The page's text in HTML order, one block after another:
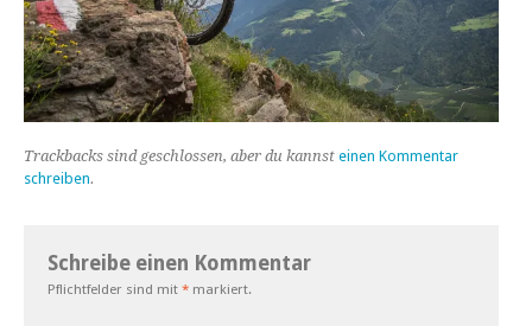
Trackbacks sind geschlossen, aber du kannst einen Kommentar
schreiben.
Schreibe einen Kommentar
Pflichtfelder sind mit * markiert.